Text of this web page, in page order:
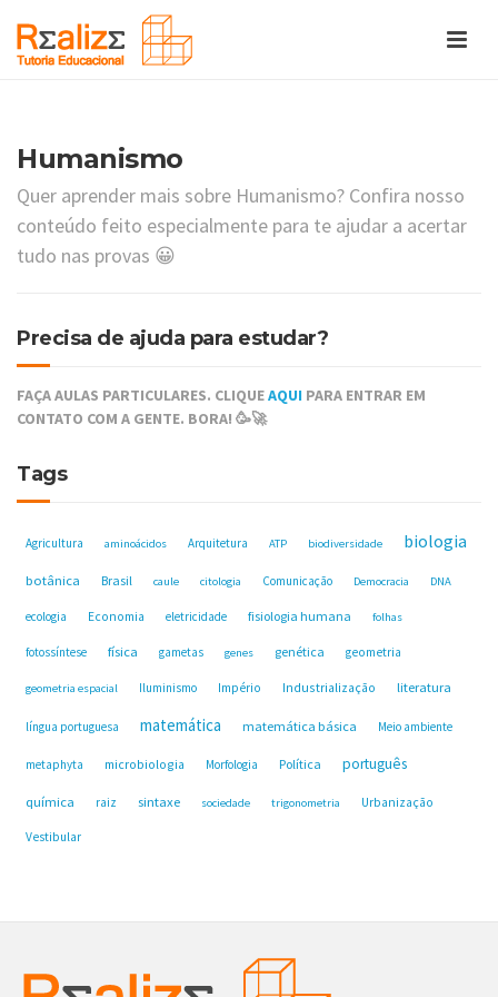
Humanismo
Quer aprender mais sobre Humanismo? Confira nosso
conteúdo feito especialmente para te ajudar a acertar
tudo nas provas 😀
Precisa de ajuda para estudar?
FAÇA AULAS PARTICULARES. CLIQUEAQUI PARA ENTRAR EM
CONTATO COM A GENTE. BORA! 🥳🚀
Tags
Agricultura aminoácidos Arquitetura ATP biodiversidade biologia
botânica Brasil caule citologia Comunicação Democracia DNA
ecologia Economia eletricidade fisiologia humana folhas
fotossíntese física gametas genes genética geometria
geometria espacial Iluminismo Império Industrialização literatura
língua portuguesa matemática matemática básica Meio ambiente
metaphyta microbiologia Morfologia Política português
química raiz sintaxe sociedade trigonometria Urbanização
Vestibular